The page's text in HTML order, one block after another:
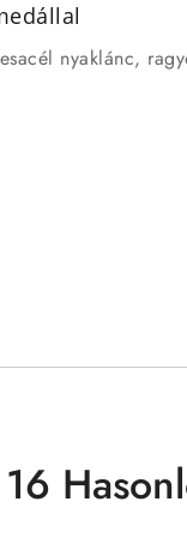
nyaklánc,
16